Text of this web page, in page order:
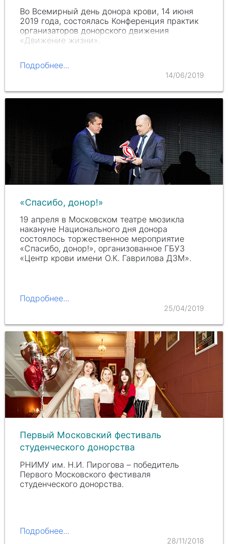
Во Всемирный день донора крови, 14 июня
2019 года, состоялась Конференция практик
организаторов донорского движения
«Движение жизни».
Подробнее...
14/06/2019
«Спасибо, донор!»
19 апреля в Московском театре мюзикла
накануне Национального дня донора
состоялось торжественное мероприятие
«Спасибо, донор!», организованное ГБУЗ
«Центр крови имени О.К. Гаврилова ДЗМ».
Подробнее...
25/04/2019
Первый Московский фестиваль
студенческого донорства
РНИМУ им. Н.И. Пирогова – победитель
Первого Московского фестиваля
студенческого донорства.
Подробнее...
28/11/2018